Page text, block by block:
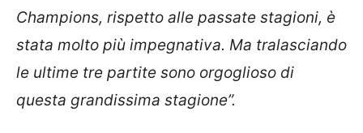
Champions, rispetto alle passate stagioni, è
stata molto più impegnativa. Ma tralasciando
le ultime tre partite sono orgoglioso di
questa grandissima stagione”.